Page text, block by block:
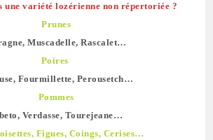
une variété lozérienne non répertoriée ?
Prunes
Muscadelle, Rascalet…
Poires
Fourmillette, Perousetch…
Pommes
Verdasse, Tourejeane…
Figues, Coings, Cerises…